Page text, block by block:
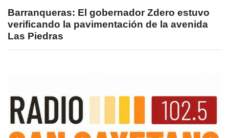
Barranqueras: El gobernador Zdero estuvo
verificando la pavimentación de la avenida
Las Piedras